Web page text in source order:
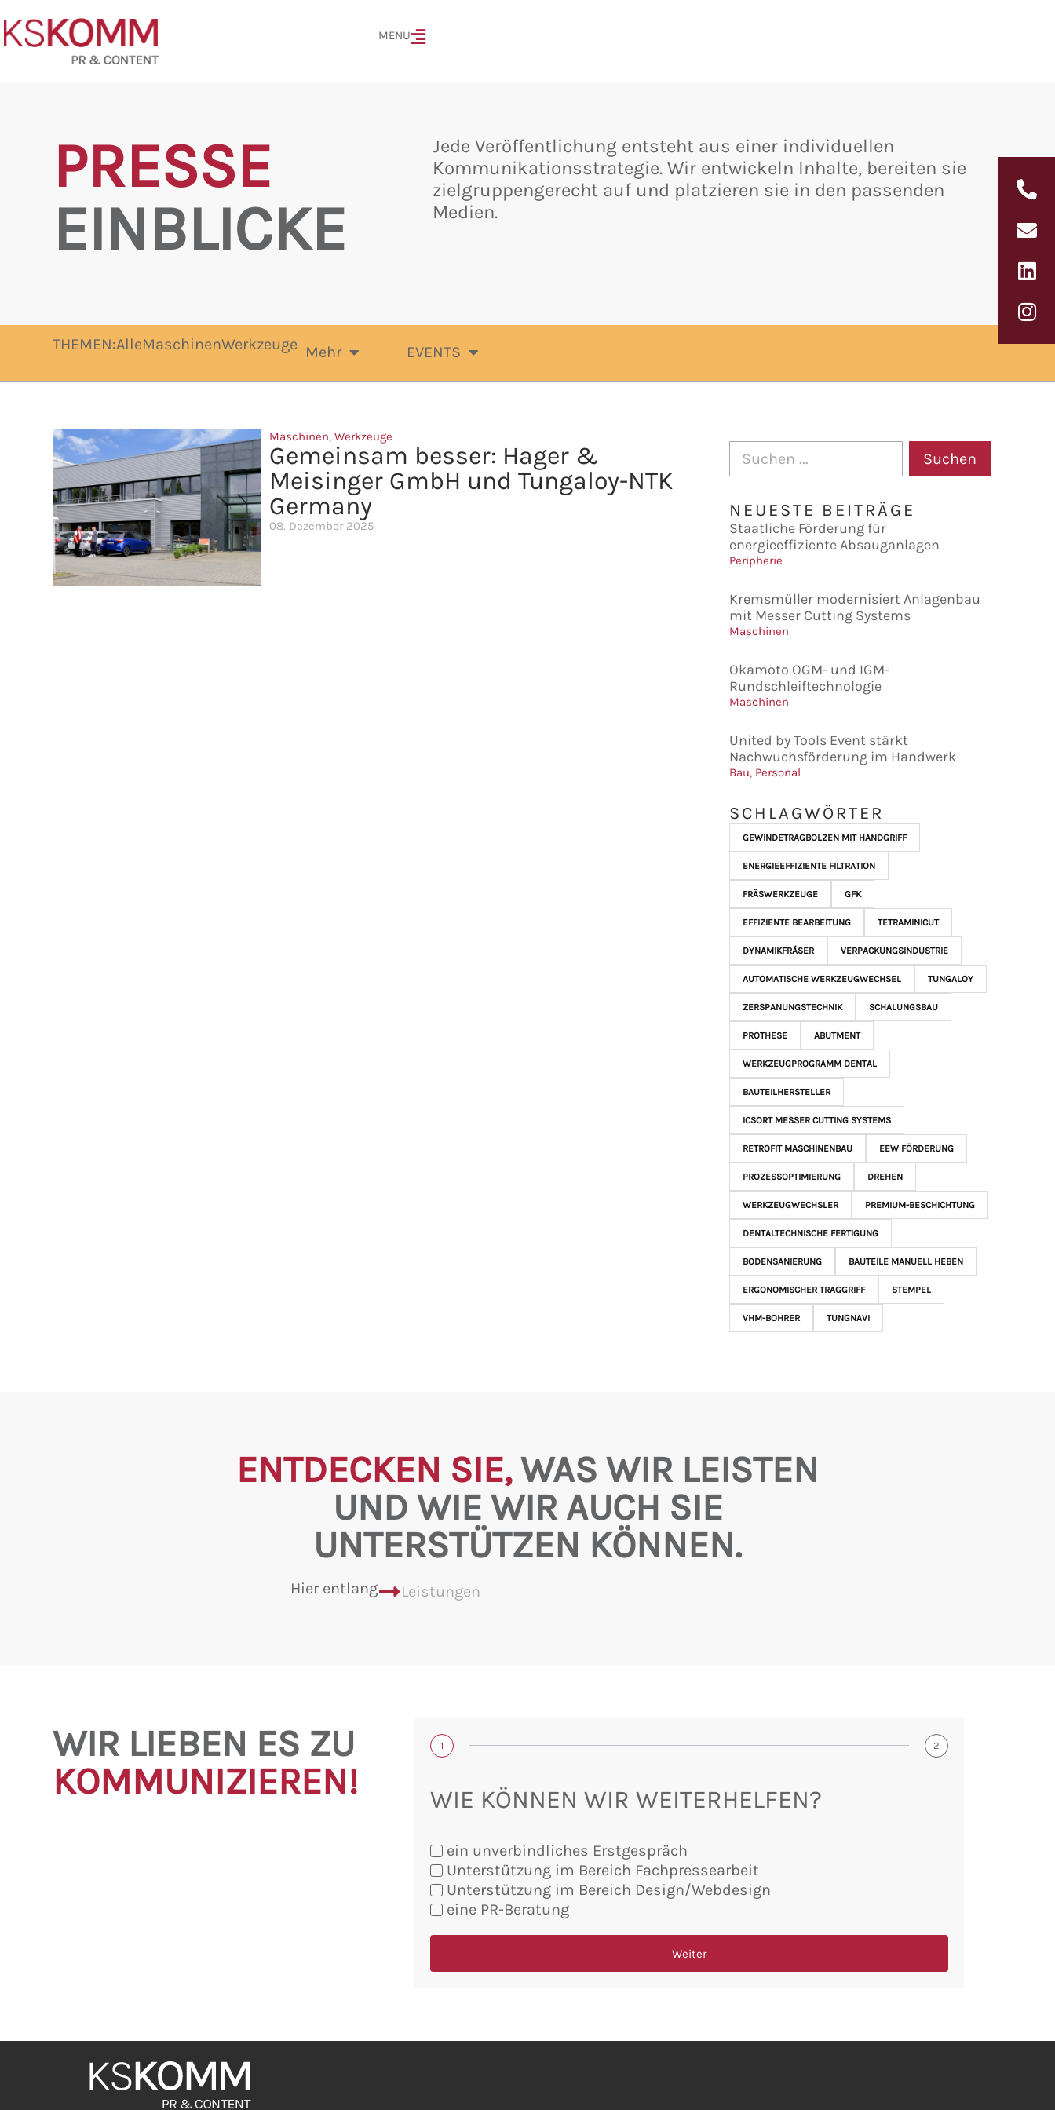
MENU MENÜ
PRESSE
EINBLICKE
Jede Veröffentlichung entsteht aus einer individuellen
Kommunikationsstrategie. Wir entwickeln Inhalte, bereiten sie
zielgruppengerecht auf und platzieren sie in den passenden
Medien.
THEMEN:AlleMaschinenWerkzeuge Mehr EVENTS
Maschinen, Werkzeuge
Gemeinsam besser: Hager &
Meisinger GmbH und Tungaloy-NTK
Germany
08. Dezember 2025
Suchen
NEUESTE BEITRÄGE
Staatliche Förderung für
energieeffiziente Absauganlagen
Peripherie
Kremsmüller modernisiert Anlagenbau
mit Messer Cutting Systems
Maschinen
Okamoto OGM- und IGM-
Rundschleiftechnologie
Maschinen
United by Tools Event stärkt
Nachwuchsförderung im Handwerk
Bau, Personal
SCHLAGWÖRTER
GEWINDETRAGBOLZEN MIT HANDGRIFF
ENERGIEEFFIZIENTE FILTRATION
FRÄSWERKZEUGE GFK
EFFIZIENTE BEARBEITUNG TETRAMINICUT
DYNAMIKFRÄSER VERPACKUNGSINDUSTRIE
AUTOMATISCHE WERKZEUGWECHSEL TUNGALOY
ZERSPANUNGSTECHNIK SCHALUNGSBAU
PROTHESE ABUTMENT
WERKZEUGPROGRAMM DENTAL
BAUTEILHERSTELLER
ICSORT MESSER CUTTING SYSTEMS
RETROFIT MASCHINENBAU EEW FÖRDERUNG
PROZESSOPTIMIERUNG DREHEN
WERKZEUGWECHSLER PREMIUM-BESCHICHTUNG
DENTALTECHNISCHE FERTIGUNG
BODENSANIERUNG BAUTEILE MANUELL HEBEN
ERGONOMISCHER TRAGGRIFF STEMPEL
VHM-BOHRER TUNGNAVI
ENTDECKEN SIE,WAS WIR LEISTEN
UND WIE WIR AUCH SIE
UNTERSTÜTZEN KÖNNEN.
Hier entlang Leistungen
WIR LIEBEN ES ZU
KOMMUNIZIEREN!
1 2
WIE KÖNNEN WIR WEITERHELFEN?
Sie
möchten:
ein unverbindliches Erstgespräch
Unterstützung im Bereich Fachpressearbeit
Unterstützung im Bereich Design/Webdesign
eine PR-Beratung
Weiter